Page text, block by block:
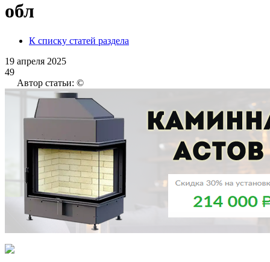
обл
К списку статей раздела
19 апреля 2025
49
Автор статьи: ©